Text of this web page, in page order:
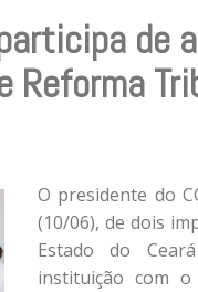
de
O presidente do
(10/06), de dois
Estado do
instituição com